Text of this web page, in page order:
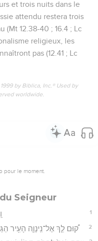
et trois nuits dans le
attendu restera trois
(Mt 12.38-40 ; 16.4 ; Lc
religieux, les
pas (12.41 ; Lc
by Biblica, Inc.® Used by
worldwide.
pour le moment.
Seigneur
1
2 ק֠וּם לֵ֧ךְ אֶל־נִֽינְוֵ֛ה הָעִ֥יר